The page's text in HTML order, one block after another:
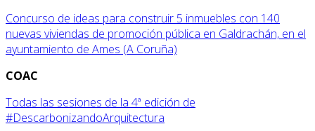
Concurso de ideas para construir 5 inmuebles con 140
nuevas viviendas de promoción pública en Galdrachán, en el
ayuntamiento de Ames (A Coruña)
COAC
Todas las sesiones de la 4ª edición de
#DescarbonizandoArquitectura